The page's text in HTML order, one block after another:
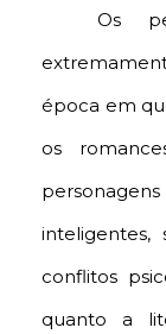
Os
época em
os
inteligentes,
conflitos
quanto a